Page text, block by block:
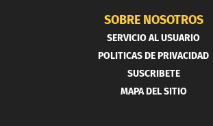
SOBRE NOSOTROS
SERVICIO AL USUARIO
POLITICAS DE PRIVACIDAD
SUSCRIBETE
MAPA DEL SITIO